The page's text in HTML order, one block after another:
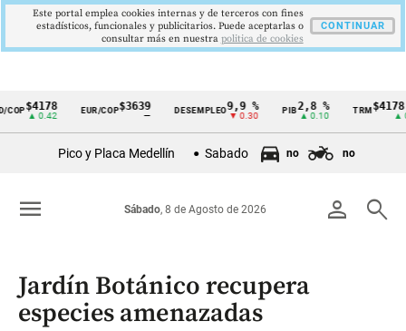
Cintillo
Colombia
$4178
▲ 0.42
EUR/COP$3639 DESEMPLEO9,9 %
▼ 0.30
2,8 %
▲ 0.10
TRM
▲
Pico y Placa Medellín Sabado no no
person search
Sábado, 8 de Agosto de 2026
menu
Jardín Botánico recupera
especies amenazadas
Este portal emplea cookies internas y de terceros con fines
estadísticos, funcionales y publicitarios. Puede aceptarlas o
consultar más en nuestra politica de cookies
CONTINUAR